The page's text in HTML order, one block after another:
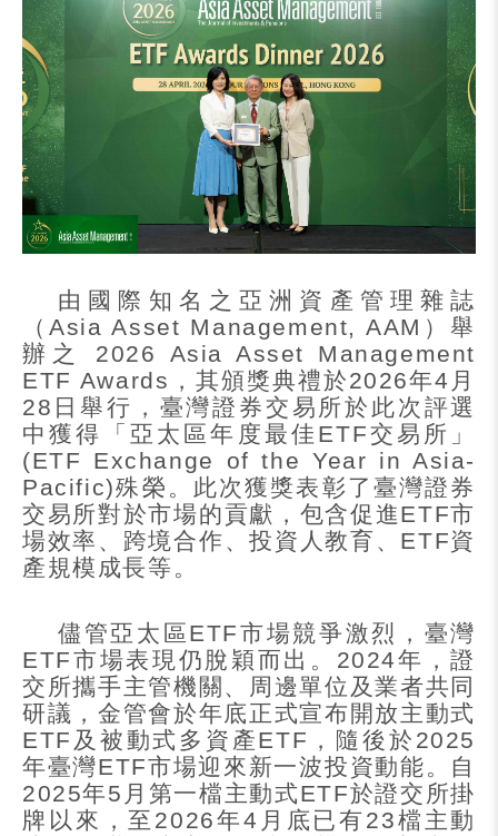
由國際知名之亞洲資產管理雜誌
（Asia Asset Management, AAM ）舉
辦之
2026 Asia Asset Management
ETF Awards ，其頒獎典禮於2026年4 月
28 日舉行，臺灣證券交易所於此次評選
中獲得「亞太區年度最佳 ETF交易所」
(ETF Exchange of the Year in Asia-
Pacific)殊榮。此次獲獎表彰了臺灣證券
交易所對於市場的貢獻，包含促進ETF市
場效率、跨境合作、投資人教育、 ETF資
產規模成長等。
儘管亞太區ETF市場競爭激烈，臺灣
ETF市場表現仍脫穎而出。 2024年，證
交所攜手主管機關、周邊單位及業者共同
研議，金管會於年底正式宣布開放主動式
ETF 及被動式多資產ETF ，隨後於 2025
年臺灣ETF市場迎來新一波投資動能。自
2025年5 月第一檔主動式ETF於證交所掛
牌以來，至 2026年4 月底已有23檔主動